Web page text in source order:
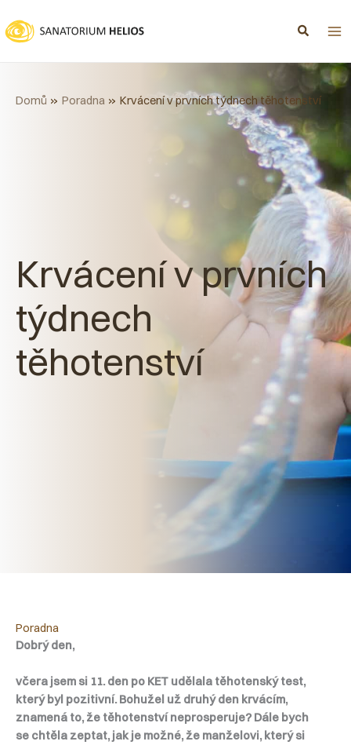
na
obsah
Krvácení v prvních
týdnech
těhotenství
Domů Poradna Krvácení v prvních týdnech těhotenství
Poradna
Dobrý den,
včera jsem si 11. den po KET udělala těhotenský test,
který byl pozitivní. Bohužel už druhý den krvácím,
znamená to, že těhotenství neprosperuje? Dále bych
se chtěla zeptat, jak je možné, že manželovi, který si